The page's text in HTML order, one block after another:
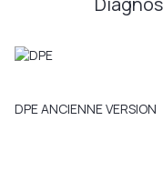
DPE ANCIENNE VERSION